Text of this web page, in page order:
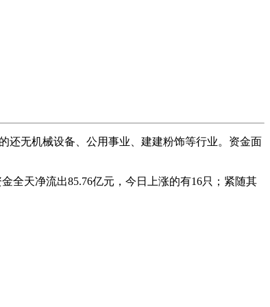
无机械设备、公用事业、建建粉饰等行业。资金面
天净流出85.76亿元，今日上涨的有16只；紧随其